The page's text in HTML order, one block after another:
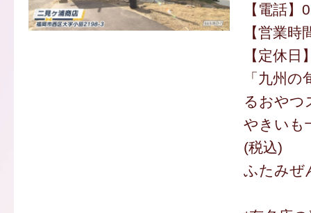
【電話
【営業
【定休日
「九州
るおやつ
やきいも
(税込)
ふたみぜ